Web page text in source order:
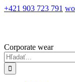
Skip
+421 903 723 791
Corporate wear
Hľadať: